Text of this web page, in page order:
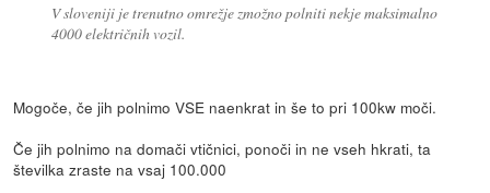
V sloveniji je trenutno omrežje zmožno polniti nekje maksimalno
4000 električnih vozil.
Mogoče, če jih polnimo VSE naenkrat in še to pri 100kw moči.
Če jih polnimo na domači vtičnici, ponoči in ne vseh hkrati, ta
številka zraste na vsaj 100.000